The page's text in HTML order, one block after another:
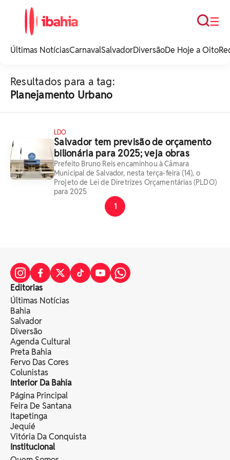
noticias e
☰
Busca
Últimas NotíciasCarnavalSalvadorDiversãoDe Hoje a Oito
Resultados para a tag:
Planejamento Urbano
LDO
Salvador tem previsão de orçamento
bilionária para 2025; veja obras
Prefeito Bruno Reis encaminhou à Câmara
Municipal de Salvador, nesta terça-feira (14), o
Projeto de Lei de Diretrizes Orçamentárias (PLDO)
para 2025
1
Editorias
Últimas Notícias
Bahia
Salvador
Diversão
Agenda Cultural
Preta Bahia
Fervo Das Cores
Colunistas
Interior Da Bahia
Página Principal
Feira De Santana
Itapetinga
Jequié
Vitória Da Conquista
Institucional